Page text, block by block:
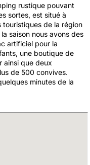
rustique pouvant
sortes, est situé à
touristiques de la région
saison nous avons des
artificiel pour la
une boutique de
ainsi que deux
de 500 convives.
minutes de la